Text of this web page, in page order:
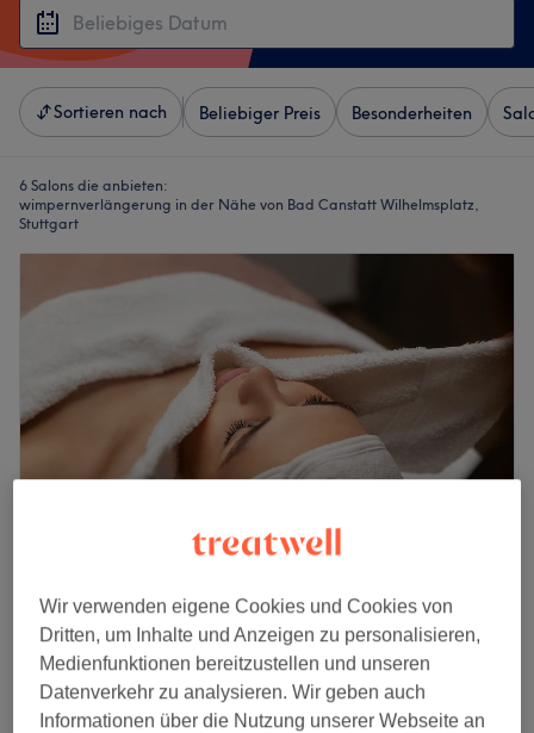
Sortieren nach Beliebiger Preis Besonderheiten
6 Salons die anbieten:
wimpernverlängerung in der Nähe von Bad Canstatt Wilhelmsplatz,
Stuttgart
Stockholm Beauty & Akademie
4,9
341 Bewertungen
Bad-Cannstatt, Stuttgart
Auf Karte anzeigen
Volumentechnik 2D–3D – Mehr Fülle, mehr
Ausdruck
Wir verwenden eigene Cookies und Cookies von
Dritten, um Inhalte und Anzeigen zu personalisieren,
Medienfunktionen bereitzustellen und unseren
Datenverkehr zu analysieren. Wir geben auch
Informationen über die Nutzung unserer Webseite an